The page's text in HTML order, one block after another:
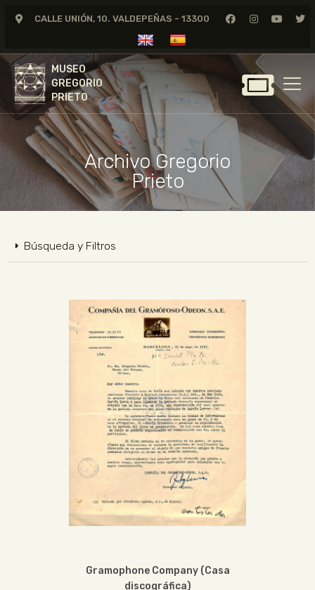
CALLE UNIÓN, 10. VALDEPEÑAS - 13300
MUSEO
GREGORIO
PRIETO
MUSEO
GREGORIO
PRIETO
GREGORIO PRIETO
MUSEO
ARCHIVO
CERTAMEN DE DIBUJO
FUNDACIÓN
NOTICIAS
Archivo Gregorio
Prieto
Búsqueda y Filtros
Gramophone Company (Casa
discográfica)